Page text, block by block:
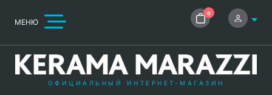
МЕНЮ
0
ОФИЦИАЛЬНЫЙ ИНТЕРНЕТ-МАГАЗИН